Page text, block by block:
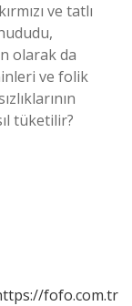
ve tatlı
olarak da
ve folik
tüketilir?
fofo.com.tr